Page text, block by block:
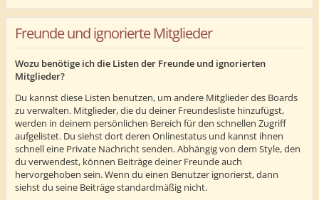
Freunde und ignorierte Mitglieder
Wozu benötige ich die Listen der Freunde und ignorierten
Mitglieder?
Du kannst diese Listen benutzen, um andere Mitglieder des Boards
zu verwalten. Mitglieder, die du deiner Freundesliste hinzufügst,
werden in deinem persönlichen Bereich für den schnellen Zugriff
aufgelistet. Du siehst dort deren Onlinestatus und kannst ihnen
schnell eine Private Nachricht senden. Abhängig von dem Style, den
du verwendest, können Beiträge deiner Freunde auch
hervorgehoben sein. Wenn du einen Benutzer ignorierst, dann
siehst du seine Beiträge standardmäßig nicht.